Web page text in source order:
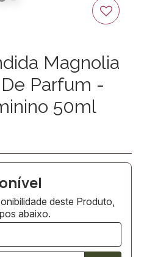
Magnolia
Parfum -
50ml
deste Produto,
abaixo.